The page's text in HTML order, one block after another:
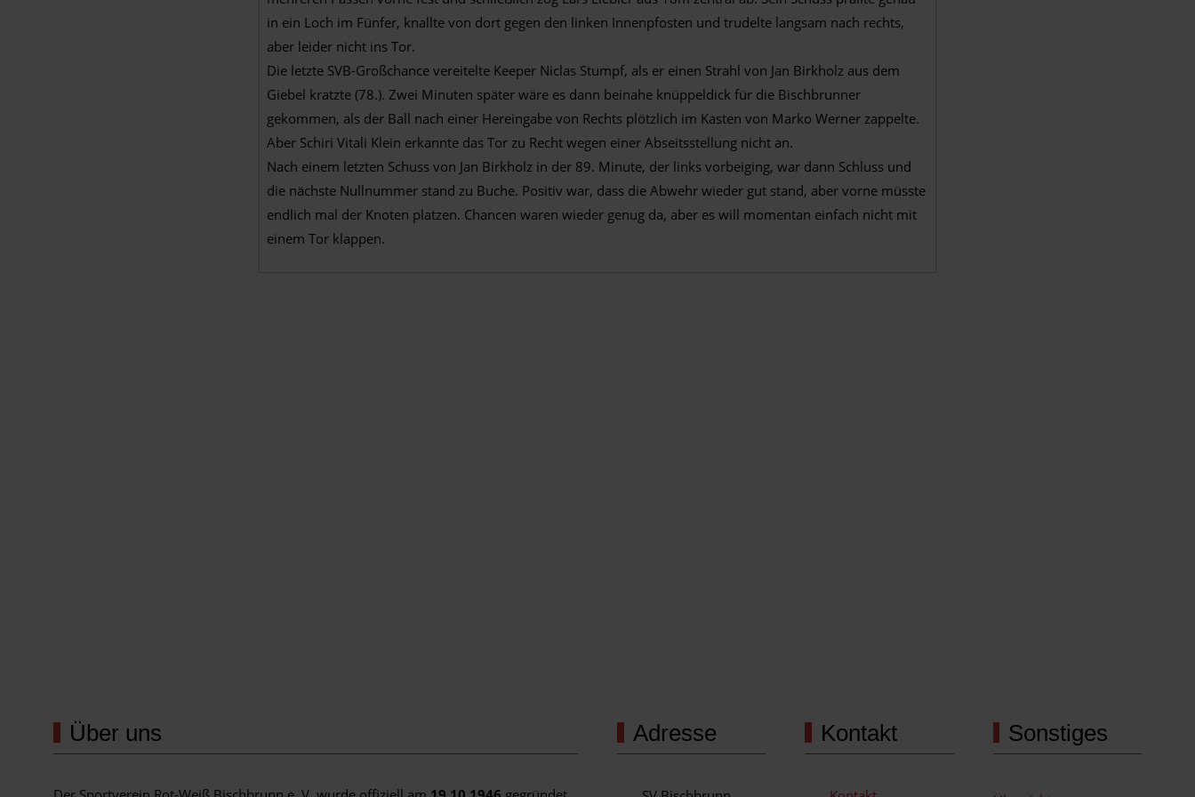
in ein Loch im Fünfer, knallte von dort gegen den linken Innenpfosten und trudelte langsam nach rechts,
aber leider nicht ins Tor.
Die letzte SVB-Großchance vereitelte Keeper Niclas Stumpf, als er einen Strahl von Jan Birkholz aus dem
Giebel kratzte (78.). Zwei Minuten später wäre es dann beinahe knüppeldick für die Bischbrunner
gekommen, als der Ball nach einer Hereingabe von Rechts plötzlich im Kasten von Marko Werner zappelte.
Aber Schiri Vitali Klein erkannte das Tor zu Recht wegen einer Abseitsstellung nicht an.
Nach einem letzten Schuss von Jan Birkholz in der 89. Minute, der links vorbeiging, war dann Schluss und
die nächste Nullnummer stand zu Buche. Positiv war, dass die Abwehr wieder gut stand, aber vorne müsste
endlich mal der Knoten platzen. Chancen waren wieder genug da, aber es will momentan einfach nicht mit
einem Tor klappen.
Über uns Adresse Kontakt Sonstiges